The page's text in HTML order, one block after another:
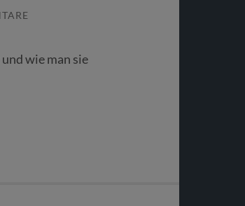
wie man sie